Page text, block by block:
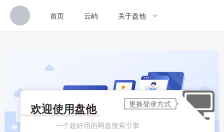
首页 云屿 关于盘他
欢迎使用盘他
一个超好用的网盘搜索引擎